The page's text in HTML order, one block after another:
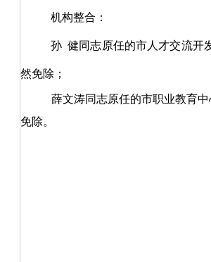
机构整合：
孙 健同志原任的市人才交流开
然免除；
薛文涛同志原任的市职业教育中
免除。